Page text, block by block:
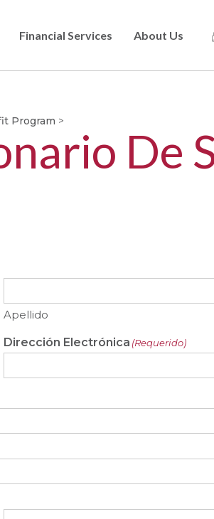
Financial Services About Us
Program >
De
Apellido
Dirección Electrónica (Requerido)